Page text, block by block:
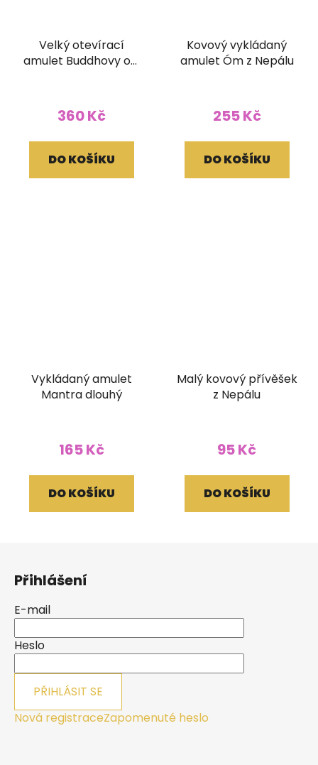
Velký otevírací
amulet Buddhovy oči
360 Kč
DO KOŠÍKU
Kovový vykládaný
amulet Óm z Nepálu
255 Kč
DO KOŠÍKU
Vykládaný amulet
Mantra dlouhý
165 Kč
DO KOŠÍKU
Malý kovový přívěšek
z Nepálu
95 Kč
DO KOŠÍKU
Přihlášení
E-mail
Heslo
PŘIHLÁSIT SE
Nová registraceZapomenuté heslo